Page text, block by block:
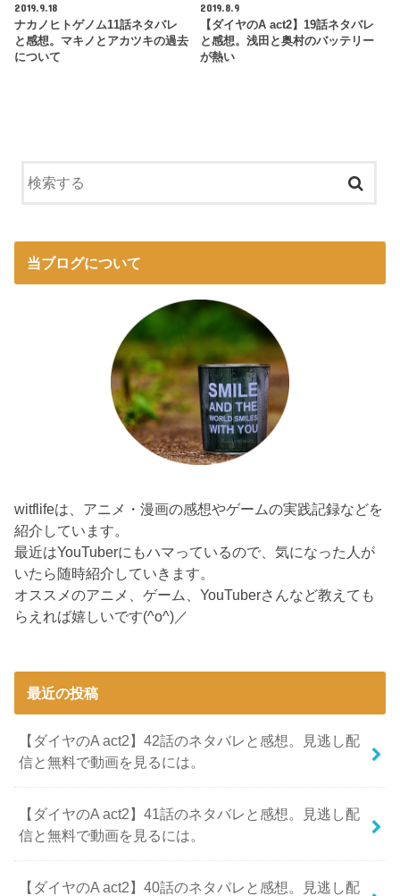
2019.9.18
ナカノヒトゲノム11話ネタバレ
と感想。マキノとアカツキの過去
について
2019.8.9
【ダイヤのA act2】19話ネタバレ
と感想。浅田と奥村のバッテリー
が熱い
当ブログについて
witflifeは、アニメ・漫画の感想やゲームの実践記録などを
紹介しています。
最近はYouTuberにもハマっているので、気になった人が
いたら随時紹介していきます。
オススメのアニメ、ゲーム、YouTuberさんなど教えても
らえれば嬉しいです(^o^)／
最近の投稿
【ダイヤのA act2】42話のネタバレと感想。見逃し配
信と無料で動画を見るには。
【ダイヤのA act2】41話のネタバレと感想。見逃し配
信と無料で動画を見るには。
【ダイヤのA act2】40話のネタバレと感想。見逃し配